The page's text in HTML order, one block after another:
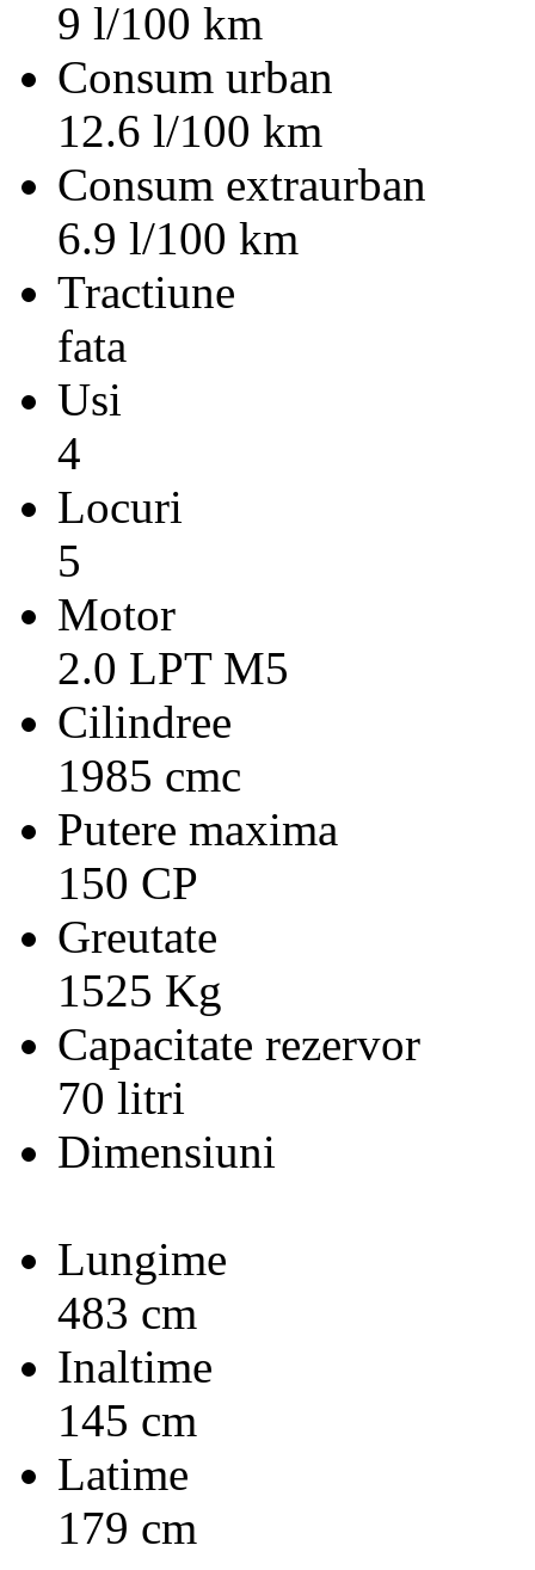
9 l/100 km
Consum urban
12.6 l/100 km
Consum extraurban
6.9 l/100 km
Tractiune
fata
Usi
4
Locuri
5
Motor
2.0 LPT M5
Cilindree
1985 cmc
Putere maxima
150 CP
Greutate
1525 Kg
Capacitate rezervor
70 litri
Dimensiuni
Lungime
483 cm
Inaltime
145 cm
Latime
179 cm